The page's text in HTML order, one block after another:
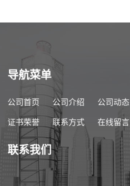
导航菜单
公司首页 公司介绍 公司动态
证书荣誉 联系方式 在线留言
联系我们